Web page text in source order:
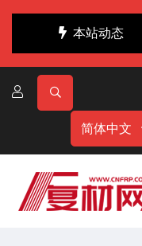
本站动态
简体中文